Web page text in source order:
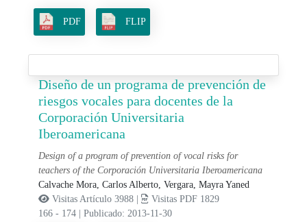
PDF FLIP
Diseño de un programa de prevención de
riesgos vocales para docentes de la
Corporación Universitaria
Iberoamericana
Design of a program of prevention of vocal risks for
teachers of the Corporación Universitaria Iberoamericana
Calvache Mora, Carlos Alberto,Vergara, Mayra Yaned
Visitas Artículo 3988 |
Visitas PDF 1829
166 - 174
|Publicado: 2013-11-30